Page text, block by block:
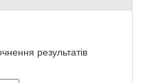
результатів